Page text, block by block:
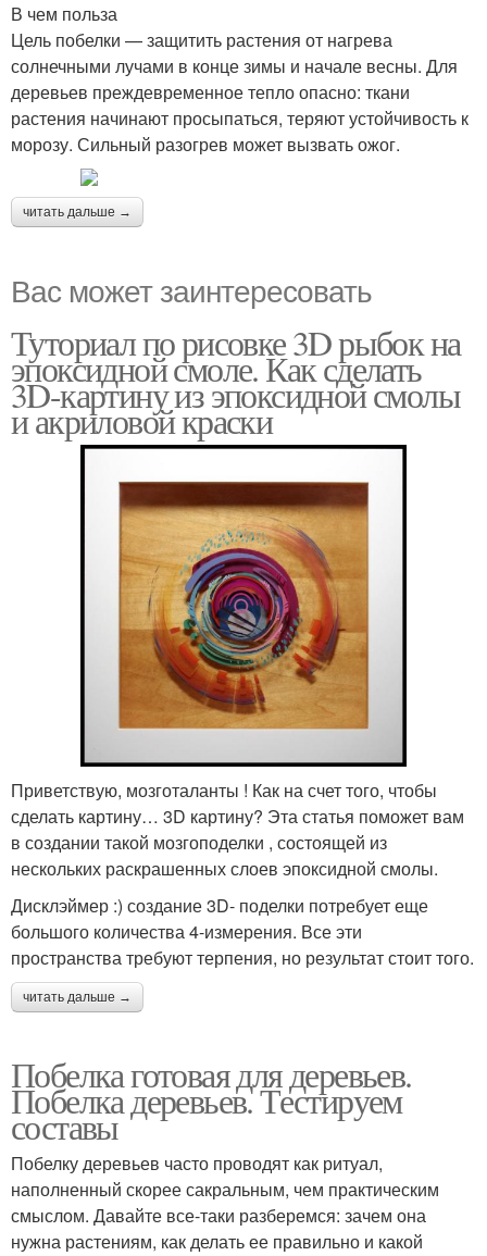
В чем польза
Цель побелки — защитить растения от нагрева
солнечными лучами в конце зимы и начале весны. Для
деревьев преждевременное тепло опасно: ткани
растения начинают просыпаться, теряют устойчивость к
морозу. Сильный разогрев может вызвать ожог.
читать дальше →
Вас может заинтересовать
Туториал по рисовке 3D рыбок на
эпоксидной смоле. Как сделать
3D-картину из эпоксидной смолы
и акриловой краски
Приветствую, мозготаланты ! Как на счет того, чтобы
сделать картину… 3D картину? Эта статья поможет вам
в создании такой мозгоподелки , состоящей из
нескольких раскрашенных слоев эпоксидной смолы.
Дисклэймер :) создание 3D- поделки потребует еще
большого количества 4-измерения. Все эти
пространства требуют терпения, но результат стоит того.
читать дальше →
Побелка готовая для деревьев.
Побелка деревьев. Тестируем
составы
Побелку деревьев часто проводят как ритуал,
наполненный скорее сакральным, чем практическим
смыслом. Давайте все-таки разберемся: зачем она
нужна растениям, как делать ее правильно и какой